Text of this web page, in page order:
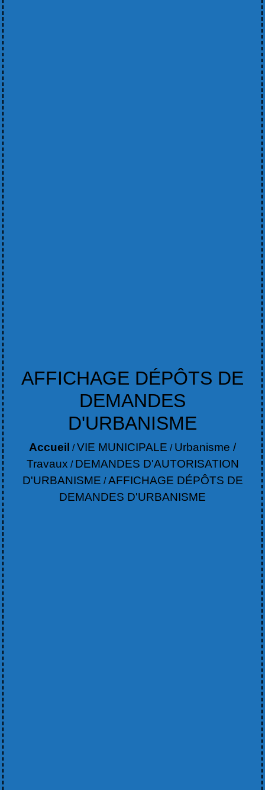
AFFICHAGE DÉPÔTS DE
DEMANDES
D'URBANISME
Accueil /VIE MUNICIPALE / Urbanisme /
Travaux / DEMANDES D'AUTORISATION
D'URBANISME /AFFICHAGE DÉPÔTS DE
DEMANDES D'URBANISME